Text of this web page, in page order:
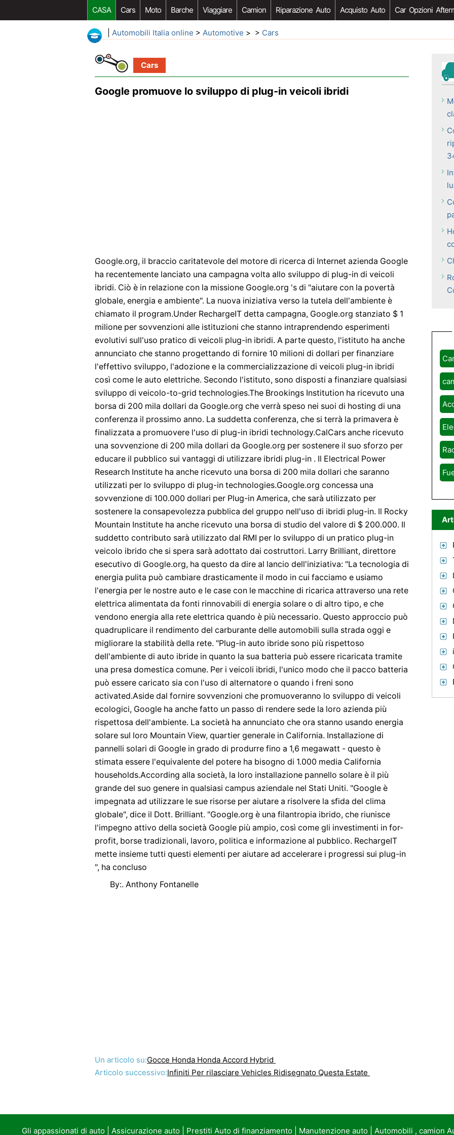
CASA Cars Moto Barche Viaggiare Camion Riparazione Auto Acquisto Auto Car Opzioni
Automobili Italia online > Automotive > > Cars
Cars
Google promuove lo sviluppo di plug-in veicoli ibridi
Google.org, il braccio caritatevole del motore di ricerca di Internet azienda Google
ha recentemente lanciato una campagna volta allo sviluppo di plug-in di veicoli
ibridi. Ciò è in relazione con la missione Google.org 's di "aiutare con la povertà
globale, energia e ambiente". La nuova iniziativa verso la tutela dell'ambiente è
chiamato il program.Under RechargeIT detta campagna, Google.org stanziato $ 1
milione per sovvenzioni alle istituzioni che stanno intraprendendo esperimenti
evolutivi sull'uso pratico di veicoli plug-in ibridi. A parte questo, l'istituto ha anche
annunciato che stanno progettando di fornire 10 milioni di dollari per finanziare
l'effettivo sviluppo, l'adozione e la commercializzazione di veicoli plug-in ibridi
così come le auto elettriche. Secondo l'istituto, sono disposti a finanziare qualsiasi
sviluppo di veicolo-to-grid technologies.The Brookings Institution ha ricevuto una
borsa di 200 mila dollari da Google.org che verrà speso nei suoi di hosting di una
conferenza il prossimo anno. La suddetta conferenza, che si terrà la primavera è
finalizzata a promuovere l'uso di plug-in ibridi technology.CalCars anche ricevuto
una sovvenzione di 200 mila dollari da Google.org per sostenere il suo sforzo per
educare il pubblico sui vantaggi di utilizzare ibridi plug-in . Il Electrical Power
Research Institute ha anche ricevuto una borsa di 200 mila dollari che saranno
utilizzati per lo sviluppo di plug-in technologies.Google.org concessa una
sovvenzione di 100.000 dollari per Plug-in America, che sarà utilizzato per
sostenere la consapevolezza pubblica del gruppo nell'uso di ibridi plug-in. Il Rocky
Mountain Institute ha anche ricevuto una borsa di studio del valore di $ 200.000. Il
suddetto contributo sarà utilizzato dal RMI per lo sviluppo di un pratico plug-in
veicolo ibrido che si spera sarà adottato dai costruttori. Larry Brilliant, direttore
esecutivo di Google.org, ha questo da dire al lancio dell'iniziativa: "La tecnologia di
energia pulita può cambiare drasticamente il modo in cui facciamo e usiamo
l'energia per le nostre auto e le case con le macchine di ricarica attraverso una rete
elettrica alimentata da fonti rinnovabili di energia solare o di altro tipo, e che
vendono energia alla rete elettrica quando è più necessario. Questo approccio può
quadruplicare il rendimento del carburante delle automobili sulla strada oggi e
migliorare la stabilità della rete. "Plug-in auto ibride sono più rispettoso
dell'ambiente di auto ibride in quanto la sua batteria può essere ricaricata tramite
una presa domestica comune. Per i veicoli ibridi, l'unico modo che il pacco batteria
può essere caricato sia con l'uso di alternatore o quando i freni sono
activated.Aside dal fornire sovvenzioni che promuoveranno lo sviluppo di veicoli
ecologici, Google ha anche fatto un passo di rendere sede la loro azienda più
rispettosa dell'ambiente. La società ha annunciato che ora stanno usando energia
solare sul loro Mountain View, quartier generale in California. Installazione di
pannelli solari di Google in grado di produrre fino a 1,6 megawatt - questo è
stimata essere l'equivalente del potere ha bisogno di 1.000 media California
households.According alla società, la loro installazione pannello solare è il più
grande del suo genere in qualsiasi campus aziendale nel Stati Uniti. "Google è
impegnata ad utilizzare le sue risorse per aiutare a risolvere la sfida del clima
globale", dice il Dott. Brilliant. "Google.org è una filantropia ibrido, che riunisce
l'impegno attivo della società Google più ampio, così come gli investimenti in for-
profit, borse tradizionali, lavoro, politica e informazione al pubblico. RechargeIT
mette insieme tutti questi elementi per aiutare ad accelerare i progressi sui plug-in
", ha concluso
By:. Anthony Fontanelle
Un articolo su:Gocce Honda Honda Accord Hybrid
Articolo successivo:Infiniti Per rilasciare Vehicles Ridisegnato Questa Estate
Gli appassionati di auto| Assicurazione auto| Prestiti Auto di finanziamento| Manutenzione auto| Automobili , camion